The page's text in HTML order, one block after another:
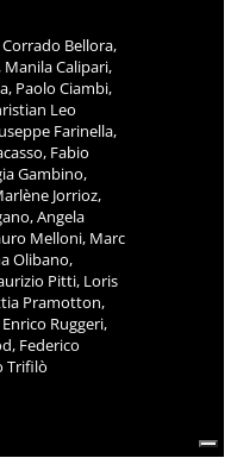
Bellora,
Calipari,
Paolo Ciambi,
Leo
Farinella,
Fabio
Gambino,
Jorrioz,
Angela
Melloni, Marc
Olibano,
Pitti, Loris
Pramotton,
Ruggeri,
Federico
Trifilò